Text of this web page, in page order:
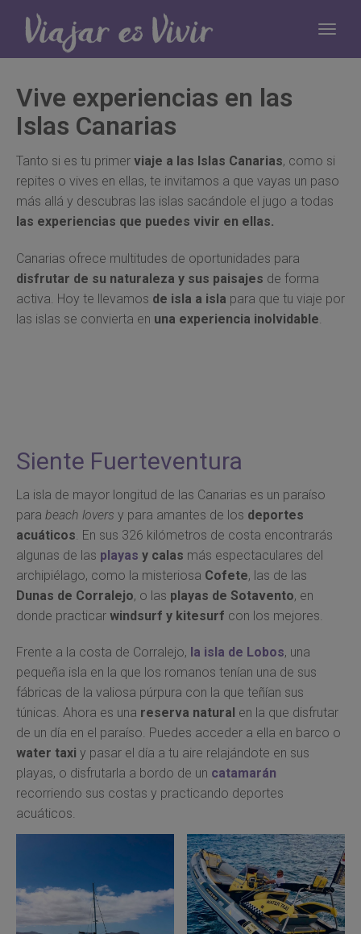
Vive experiencias en las
Islas Canarias
Tanto si es tu primer viaje a las Islas Canarias, como si
repites o vives en ellas, te invitamos a que vayas un paso
más allá y descubras las islas sacándole el jugo a todas
las experiencias que puedes vivir en ellas.
Canarias ofrece multitudes de oportunidades para
disfrutar de su naturaleza y sus paisajes de forma
activa. Hoy te llevamos de isla a isla para que tu viaje por
las islas se convierta en una experiencia inolvidable
Siente Fuerteventura
La isla de mayor longitud de las Canarias es un paraíso
para beach lovers y para amantes de los deportes
acuáticos . En sus 326 kilómetros de costa encontrarás
algunas de las playas y calas más espectaculares del
archipiélago, como la misteriosa Cofete, las de las
Dunas de Corralejo, o las playas de Sotavento, en
donde practicar windsurf y kitesurf con los mejores.
Frente a la costa de Corralejo, la isla de Lobos, una
pequeña isla en la que los romanos tenían una de sus
fábricas de la valiosa púrpura con la que teñían sus
túnicas. Ahora es una reserva natural en la que disfrutar
de un día en el paraíso. Puedes acceder a ella en barco o
water taxi y pasar el día a tu aire relajándote en sus
playas, o disfrutarla a bordo de un catamarán
recorriendo sus costas y practicando deportes
acuáticos.